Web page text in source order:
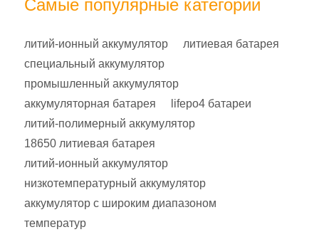
Самые популярные категории
литий-ионный аккумулятор
литиевая батарея
специальный аккумулятор
промышленный аккумулятор
аккумуляторная батарея
lifepo4 батареи
литий-полимерный аккумулятор
18650 литиевая батарея
литий-ионный аккумулятор
низкотемпературный аккумулятор
аккумулятор с широким диапазоном
температур